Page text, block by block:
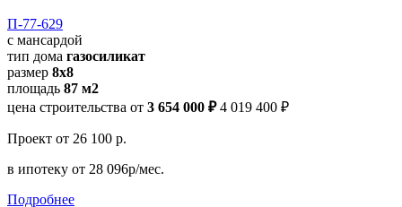
П-77-629
с мансардой
тип дома газосиликат
размер 8x8
площадь 87 м2
цена строительства от 3 654 000 ₽ 4 019 400 ₽
Проект от 26 100 р.
в ипотеку от 28 096р/мес.
Подробнее